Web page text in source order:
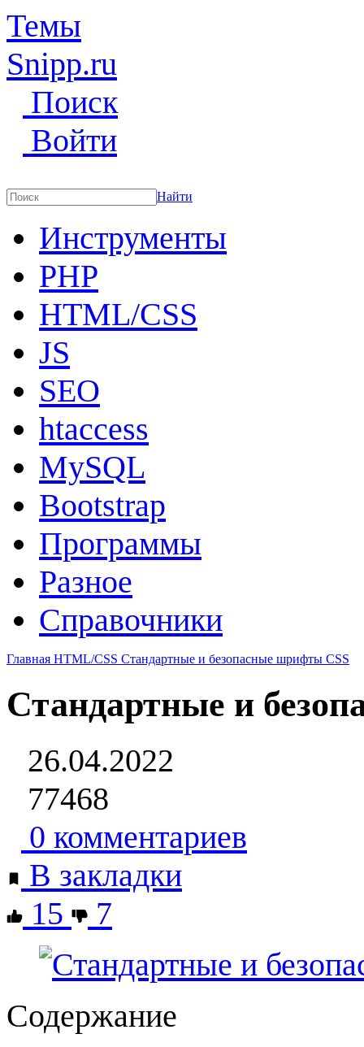
Темы
Snipp.ru
Поиск
Войти
Найти
Инструменты
PHP
HTML/CSS
JS
SEO
htaccess
MySQL
Bootstrap
Программы
Разное
Справочники
Главная HTML/CSS Стандартные и безопасные шрифты CSS
Стандартные и
26.04.2022
77468
0 комментариев
В закладки
15
7
Содержание